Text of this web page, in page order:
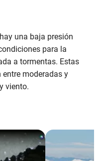
una baja presión
para la
a tormentas. Estas
entre moderadas y
viento.